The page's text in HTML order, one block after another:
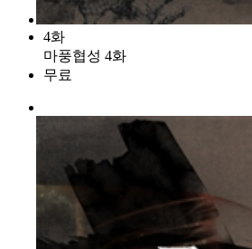
4화
마풍협성 4화
무료